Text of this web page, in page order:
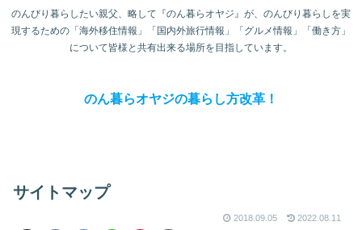
のんびり暮らしたい親父、略して『のん暮らオヤジ』が、のんびり暮らしを実
現するための「海外移住情報」「国内外旅行情報」「グルメ情報」「働き方」
について皆様と共有出来る場所を目指しています。
のん暮らオヤジの暮らし方改革！
サイトマップ
2018.09.05 2022.08.11